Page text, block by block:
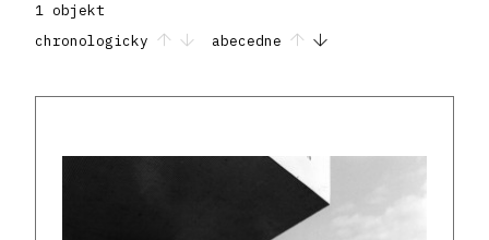
1 objekt
chronologicky
abecedne